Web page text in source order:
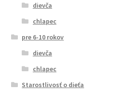
dievča
chlapec
pre 6-10 rokov
dievča
chlapec
Starostlivosť o dieťa